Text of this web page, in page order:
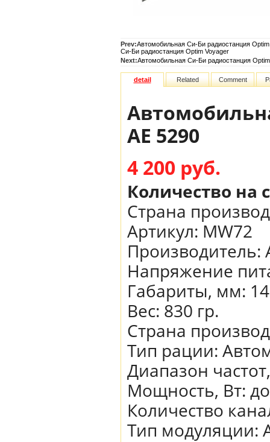
Prev:Автомобильная Си-Би радиостанция
Си-Би радиостанция Optim Voyager
Next:Автомобильная Си-Би радиостанция Optim
detail Related Comment
AE 5290
4 200 руб.
Количество на
Страна
Артикул: MW72
Производитель:
Напряжение
Габариты, мм:
Вес: 830 гр.
Страна
Тип рации:
Диапазон
Мощность, Вт:
Количество
Тип модуляции: